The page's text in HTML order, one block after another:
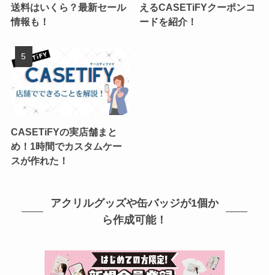
送料はいくら？最新セール
情報も！
えるCASETiFYクーポンコ
ードを紹介！
CASETiFYの実店舗まと
め！1時間でカスタムケー
スが作れた！
アクリルグッズや缶バッジが1個か
ら作成可能！